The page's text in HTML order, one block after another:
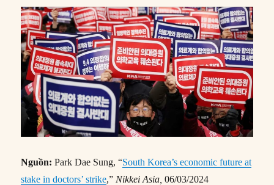
Nguồn: Park Dae Sung, “South Korea’s economic future at
stake in doctors’ strike,”Nikkei Asia, 06/03/2024